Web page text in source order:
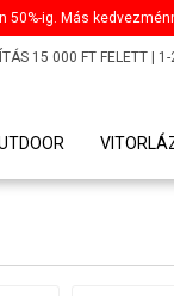
50%-ig. Más
15 000 FT FELETT |